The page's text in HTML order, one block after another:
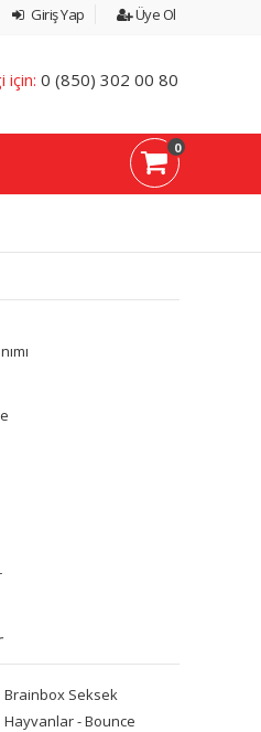
Giriş Yap Üye Ol
için: 0 (850) 302 00 80
0
Brainbox Seksek
Hayvanlar - Bounce